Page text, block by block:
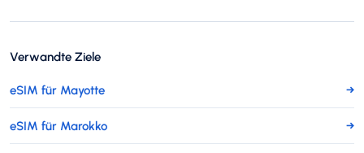
Verwandte Ziele
eSIM für Mayotte →
eSIM für Marokko →